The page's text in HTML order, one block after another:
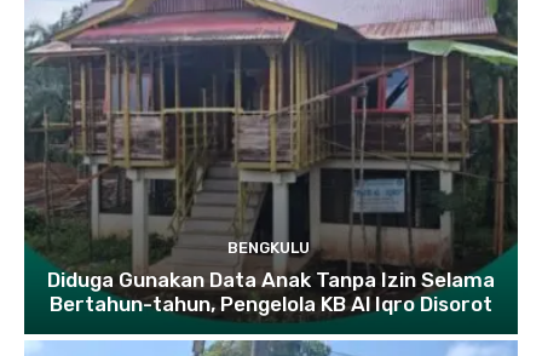
BENGKULU
Diduga Gunakan Data Anak Tanpa Izin Selama
Bertahun-tahun, Pengelola KB Al Iqro Disorot